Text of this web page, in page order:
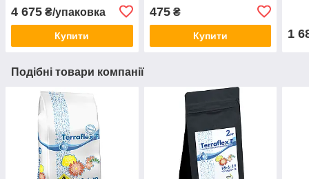
4 675 ₴/упаковка
Купити
475₴
Купити 1
Подібні товари компанії